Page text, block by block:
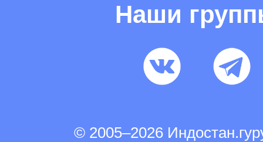
Наши
© 2005–2026